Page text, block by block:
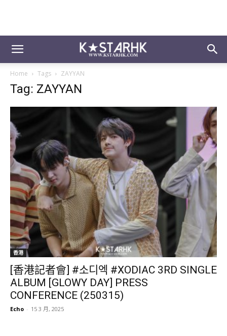
Home Tags ZAYYAN
Tag: ZAYYAN
香港
[香港記者會] #소디엑 #XODIAC 3RD SINGLE
ALBUM [GLOWY DAY] PRESS
CONFERENCE (250315)
Echo - 15 3 月, 2025